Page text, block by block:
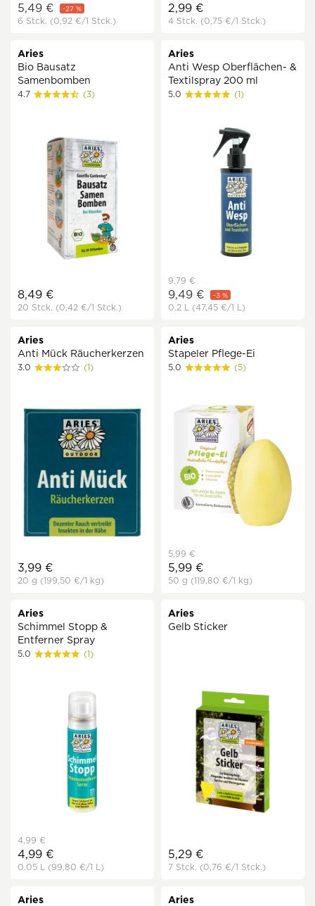
5,49 € -27 %
6 Stck. (0,92 €/1 Stck.)
2,99 €
4 Stck. (0,75 €/1 Stck.)
Aries
Bio Bausatz
Samenbomben
4.7 (3)
8,49 €
20 Stck. (0,42 €/1 Stck.)
Aries
Anti Wesp Oberflächen- &
Textilspray 200 ml
5.0 (1)
9,79 €
9,49 € -3 %
0.2 L (47,45 €/1 L)
Aries
Anti Mück Räucherkerzen
3.0 (1)
3,99 €
20 g (199,50 €/1 kg)
Aries
Stapeler Pflege-Ei
5.0 (5)
5,99 €
5,99 €
50 g (119,80 €/1 kg)
Aries
Schimmel Stopp &
Entferner Spray
5.0 (1)
4,99 €
4,99 €
0.05 L (99,80 €/1 L)
Aries
Gelb Sticker
5,29 €
7 Stck. (0,76 €/1 Stck.)
Aries
Aries